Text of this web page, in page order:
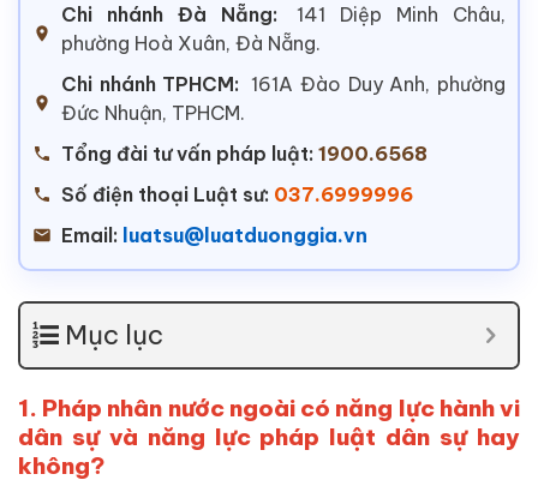
Chi nhánh Đà Nẵng:
141 Diệp Minh Châu,
phường Hoà Xuân, Đà Nẵng.
Chi nhánh TPHCM: 161A Đào Duy Anh, phường
Đức Nhuận, TPHCM.
Tổng đài tư vấn pháp luật: 1900.6568
Số điện thoại Luật sư: 037.6999996
Email: luatsu@luatduonggia.vn
Mục lục
1. Pháp nhân nước ngoài có năng lực hành vi
dân sự và năng lực pháp luật dân sự hay
không?